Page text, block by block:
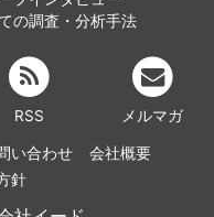
の調査・分析手法
RSS メルマガ
い合わせ
会社概要
針